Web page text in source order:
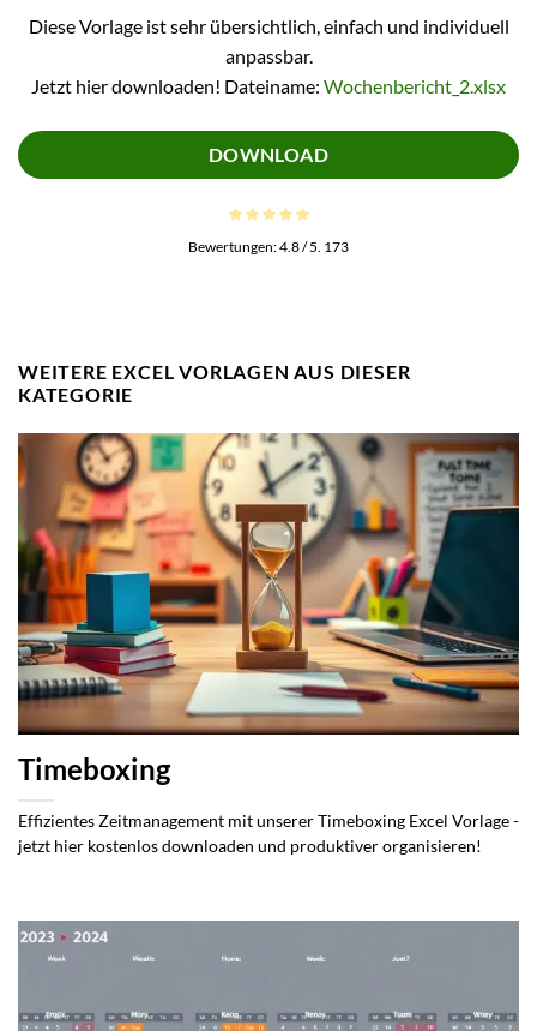
Diese Vorlage ist sehr übersichtlich, einfach und individuell
anpassbar.
Jetzt hier downloaden! Dateiname: Wochenbericht_2.xlsx
DOWNLOAD
Bewertungen:4.8/ 5. 173
WEITERE EXCEL VORLAGEN AUS DIESER
KATEGORIE
Timeboxing
Effizientes Zeitmanagement mit unserer Timeboxing Excel Vorlage -
jetzt hier kostenlos downloaden und produktiver organisieren!